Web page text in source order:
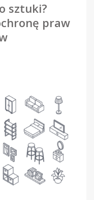
sztuki?
praw